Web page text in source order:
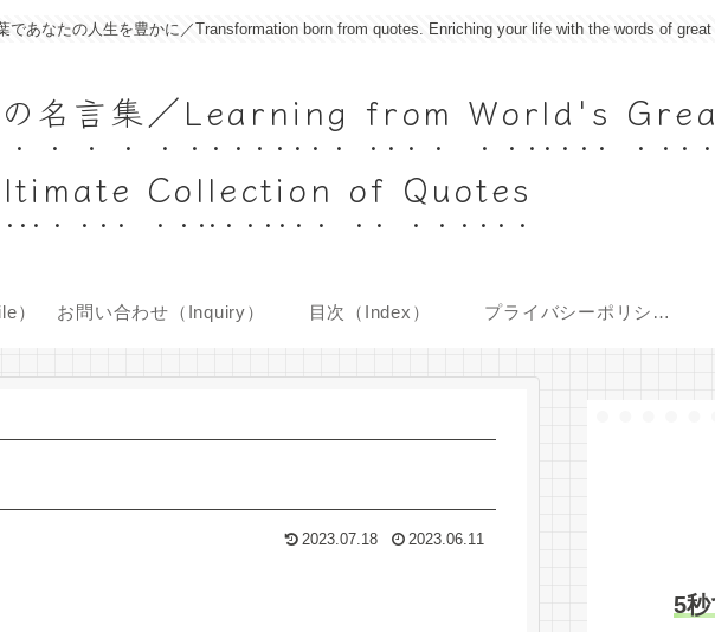
であなたの人生を豊かに／Transformation born from quotes. Enriching your life with the words of great
の名言集／Learning from World's
Collection of Quotes
） お問い合わせ（Inquiry） 目次（Index） プライバシーポリシー
（Policy）
2023.07.18 2023.06.11
5